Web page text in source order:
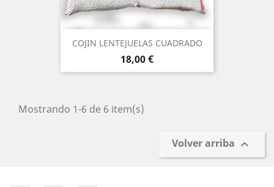
COJIN LENTEJUELAS CUADRADO
Precio
18,00 €
Mostrando 1-6 de 6 item(s)
Volver arriba 